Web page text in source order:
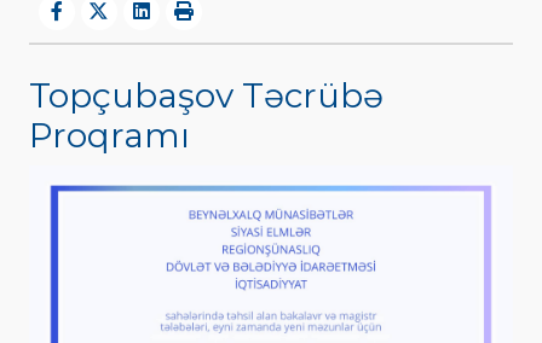
Topçubaşov Təcrübə
Proqramı